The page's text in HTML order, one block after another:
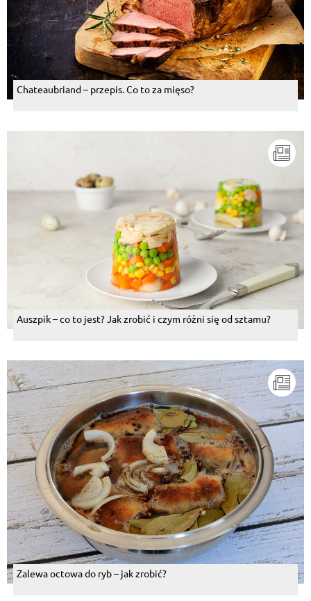
Chateaubriand – przepis. Co to za mięso?
Auszpik – co to jest? Jak zrobić i czym różni się od sztamu?
Zalewa octowa do ryb – jak zrobić?